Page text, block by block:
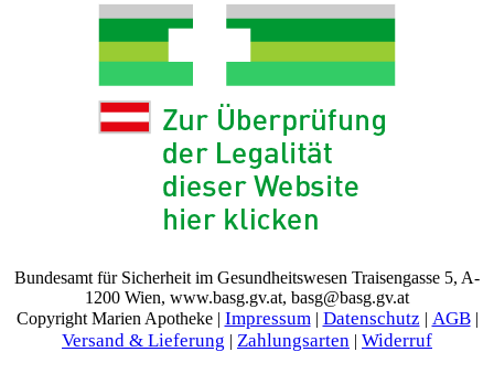
Bundesamt für Sicherheit im Gesundheitswesen Traisengasse 5, A-
1200 Wien, www.basg.gv.at, basg@basg.gv.at
Copyright Marien Apotheke | Impressum| Datenschutz | AGB|
Versand & Lieferung | Zahlungsarten | Widerruf